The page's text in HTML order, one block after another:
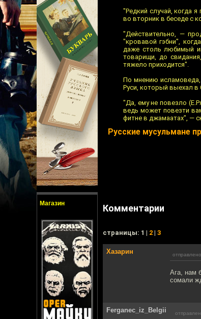
Магазин
"Редкий случай, когда
во вторник в беседе с
"Действительно, —
"кровавой гэбни",
даже столь любимый
товарищи, до
тяжело приходится".
По мнению исламоведа,
Руси, который выехал в
"Да, ему не повезло
ведь может повезти
фитне в джамаатах", —
Русские мусульмане
Комментарии
cтраницы: 1 | 2 | 3
Хазарин
Ага, нам
сомали
Ferganec_iz_Belgii